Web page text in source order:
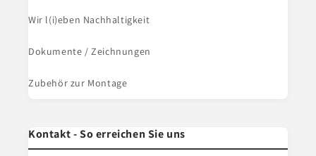
Wir l(i)eben Nachhaltigkeit
Dokumente / Zeichnungen
Zubehör zur Montage
Kontakt - So erreichen Sie uns